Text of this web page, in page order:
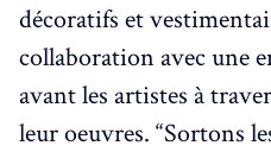
décoratifs et
collaboration avec une
avant les artistes à
leur oeuvres. “Sortons